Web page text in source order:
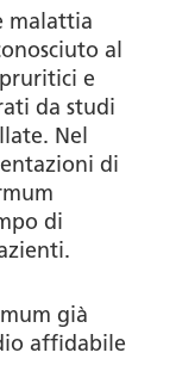
malattia
al
e
da studi
Nel
di
di
già
affidabile